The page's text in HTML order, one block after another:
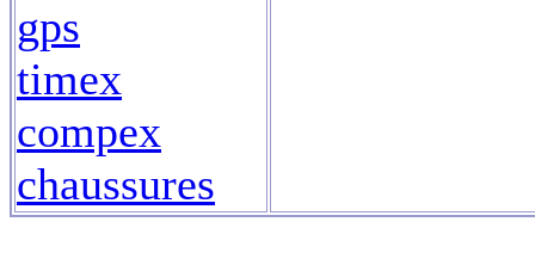
gps
timex
compex
chaussures